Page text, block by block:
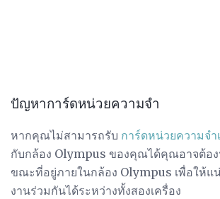
ปัญหาการ์ดหน่วยความจำ
หากคุณไม่สามารถรับ การ์ดหน่วยความจำ
กับกล้อง Olympus ของคุณได้คุณอาจต้อ
ขณะที่อยู่ภายในกล้อง Olympus เพื่อให้แ
งานร่วมกันได้ระหว่างทั้งสองเครื่อง